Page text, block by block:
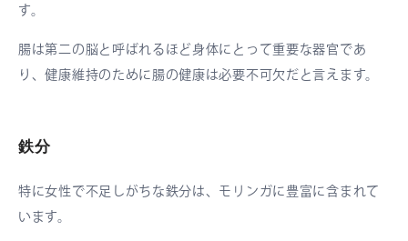
す。
腸は第二の脳と呼ばれるほど身体にとって重要な器官であ
り、健康維持のために腸の健康は必要不可欠だと言えます。
鉄分
特に女性で不足しがちな鉄分は、モリンガに豊富に含まれて
います。